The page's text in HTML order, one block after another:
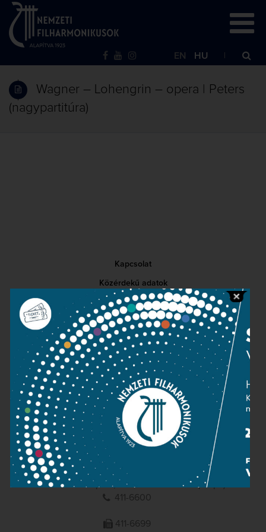
EN HU
Wagner – Lohengrin – opera | Peters
(nagypartitúra)
Kapcsolat
Közérdekű adatok
Sajtószoba
Adatvédelem
Impresszum
NEMZETI
FILHARMONIKUSOK
1095 Budapest, Komor Marcell u. 1. (Müpa)
411-6600
411-6699